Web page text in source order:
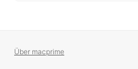
Über macprime